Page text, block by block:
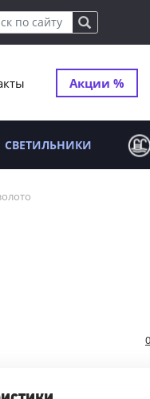
Акции %
СВЕТИЛЬНИКИ